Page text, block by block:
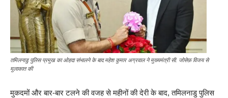
तमिलनाडु पुलिस प्रमुख का ओहदा संभालने के बाद महेश कुमार अग्रवाल ने मुख्यमंत्री सी. जोसेफ़ विजय से
मुलाकात की
मुकदमों और बार-बार टलने की वजह से महीनों की देरी के बाद, तमिलनाडु पुलिस